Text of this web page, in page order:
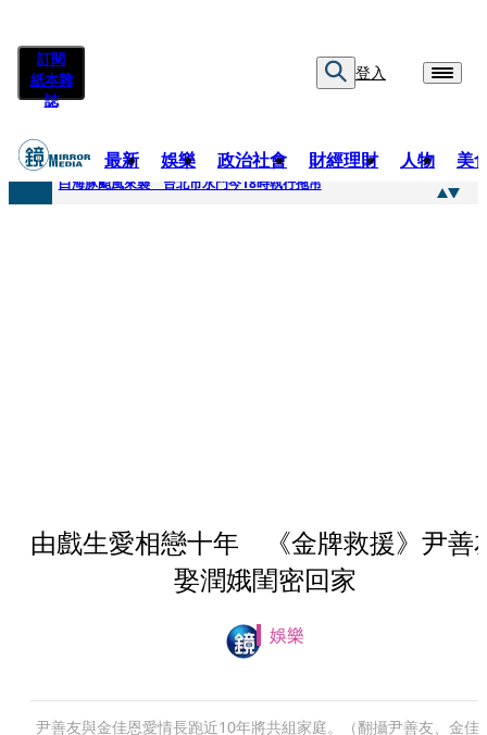
訂閱
紙本雜
誌
登入
最新 娛樂 政治社會 財經理財 人物 美
快訊
白海豚颱風來襲 台北市水門今18時執行拖吊
由戲生愛相戀十年 《金牌救援》尹善
娶潤娥閨密回家
娛樂
尹善友與金佳恩愛情長跑近10年將共組家庭。（翻攝尹善友、金佳